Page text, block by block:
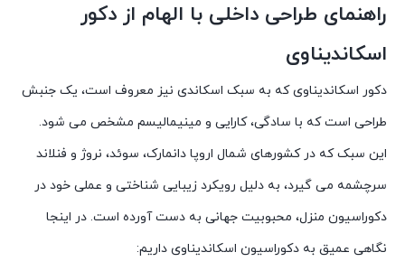
راهنمای طراحی داخلی با الهام از دکور
اسکاندیناوی
دکور اسکاندیناوی که به سبک اسکاندی نیز معروف است، یک جنبش
طراحی است که با سادگی، کارایی و مینیمالیسم مشخص می شود.
این سبک که در کشورهای شمال اروپا دانمارک، سوئد، نروژ و فنلاند
سرچشمه می گیرد، به دلیل رویکرد زیبایی شناختی و عملی خود در
دکوراسیون منزل، محبوبیت جهانی به دست آورده است. در اینجا
نگاهی عمیق به دکوراسیون اسکاندیناوی داریم: